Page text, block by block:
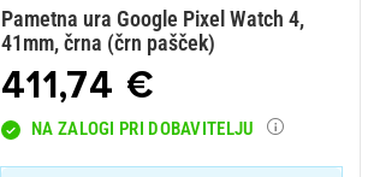
Pametna ura Google Pixel Watch 4,
41mm, črna (črn pašček)
411,74 €
NA ZALOGI PRI DOBAVITELJU